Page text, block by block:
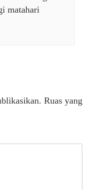
matahari
Ruas yang